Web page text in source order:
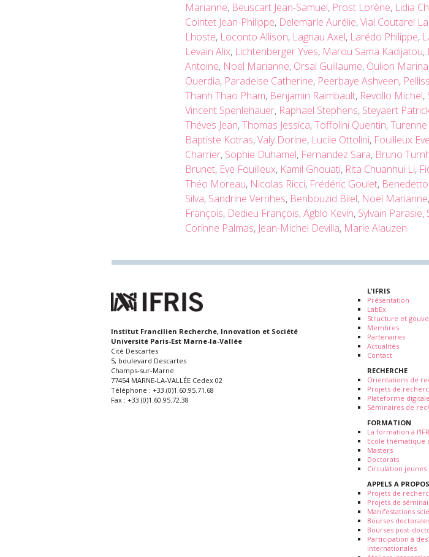
Marianne, Beuscart Jean-Samuel, Prost Lorène, Lidia
Cointet Jean-Philippe, Delemarle Aurélie,Vial Coutarel
Lhoste, Loconto Allison, Lagnau Axel, Larédo Philippe,
Levain Alix, Lichtenberger Yves, Marou Sama Kadijatou,
Antoine, Noël Marianne, Orsal Guillaume, Oulion Marina
Ouerdia, Paradeise Catherine, Peerbaye Ashveen,
Thanh Thao Pham, Benjamin Raimbault, Revollo Michel,
Vincent Spenlehauer, Raphaël Stephens, Steyaert
Théves Jean,Thomas Jessica,Toffolini Quentin,
Baptiste Kotras,Valy Dorine, Lucile Ottolini, Fouilleux Eve
Charrier, Sophie Duhamel, Fernandez Sara, Bruno
Brunet, Eve Fouilleux, Kamil Ghouati, Rita Chuanhui Li,
Théo Moreau, Nicolas Ricci, Frédéric Goulet,
Silva, Sandrine Vernhes, Benbouzid Bilel, Noël Marianne,
François, Dedieu François,Agblo Kevin, Sylvain Parasie,
Corinne Palmas, Jean-Michel Devilla, Marie Alauzen
Institut Francilien Recherche, Innovation et Société
Université Paris-Est Marne-la-Vallée
Cité Descartes
5, boulevard Descartes
Champs-sur-Marne
77454 MARNE-LA-VALLÉE Cedex 02
Téléphone : +33.(0)1.60.95.71.68
Fax : +33.(0)1.60.95.72.38
L'IFRIS
Présentation
LabEx
Structure et
Membres
Partenaires
Actualités
Contact
RECHERCHE
Orientations de
Projets de
Plateforme
Séminaires de
FORMATION
La formation à
Ecole thématique
Masters
Doctorats
Circulation
APPELS A
Projets de
Projets de
Manifestations
Bourses
Bourses post-
Participation à
internationales